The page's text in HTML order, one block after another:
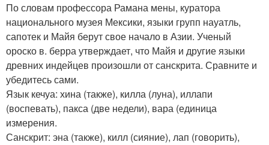
По словам профессора Рамана мены, куратора
национального музея Мексики, языки групп науатль,
сапотек и Майя берут свое начало в Азии. Ученый
ороско в. берра утверждает, что Майя и другие языки
древних индейцев произошли от санскрита. Сравните и
убедитесь сами.
Язык кечуа: хина (также), килла (луна), иллапи
(воспевать), пакса (две недели), вара (единица
измерения.
Санскрит: эна (также), килл (сияние), лап (говорить),